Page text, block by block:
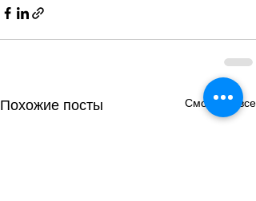
Похожие посты Смотреть все